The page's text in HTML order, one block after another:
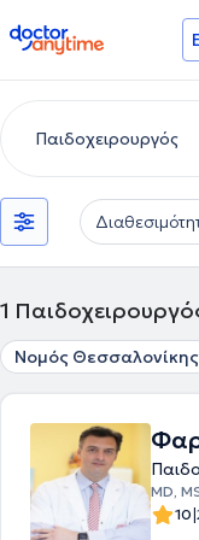
doctoranytime
1
Νομός Θεσσαλονίκης
ΜD,
10|